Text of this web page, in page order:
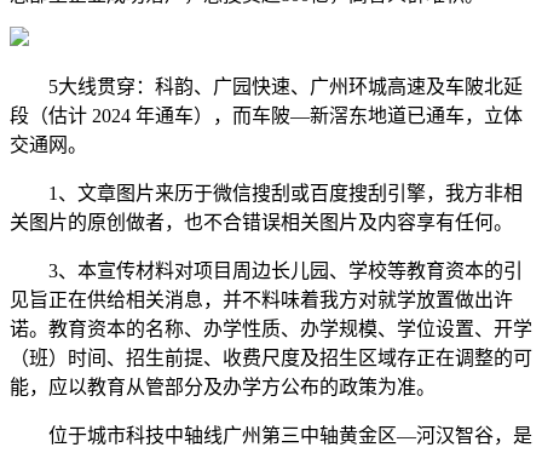
5大线贯穿：科韵、广园快速、广州环城高速及车陂北延
段（估计 2024 年通车），而车陂—新滘东地道已通车，立体
交通网。
1、文章图片来历于微信搜刮或百度搜刮引擎，我方非相
关图片的原创做者，也不合错误相关图片及内容享有任何。
3、本宣传材料对项目周边长儿园、学校等教育资本的引
见旨正在供给相关消息，并不料味着我方对就学放置做出许
诺。教育资本的名称、办学性质、办学规模、学位设置、开学
（班）时间、招生前提、收费尺度及招生区域存正在调整的可
能，应以教育从管部分及办学方公布的政策为准。
位于城市科技中轴线广州第三中轴黄金区—河汉智谷，是